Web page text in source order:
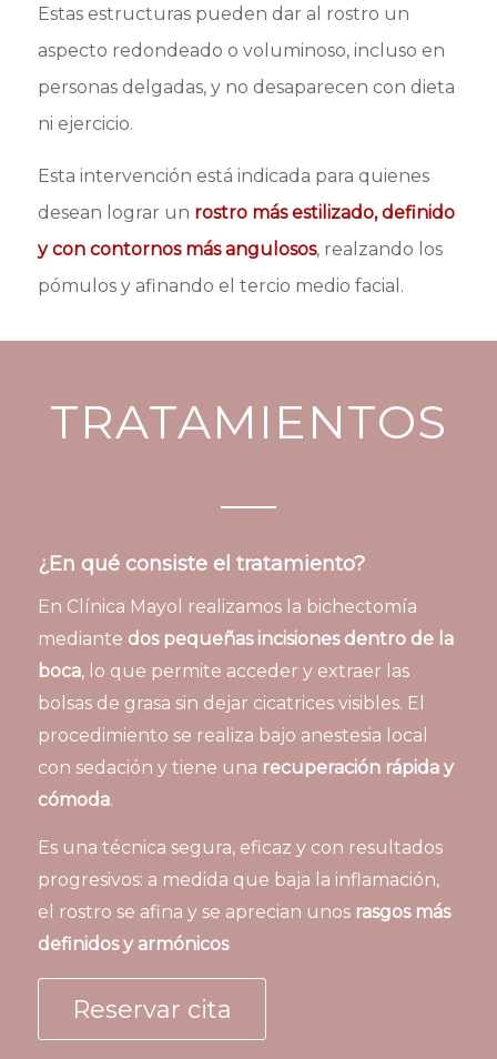
Estas estructuras pueden dar al rostro un
aspecto redondeado o voluminoso, incluso en
personas delgadas, y no desaparecen con dieta
ni ejercicio.
Esta intervención está indicada para quienes
desean lograr un rostro más estilizado, definido
y con contornos más angulosos, realzando los
pómulos y afinando el tercio medio facial.
TRATAMIENTOS
¿En qué consiste el tratamiento?
En Clínica Mayol realizamos la bichectomía
mediante dos pequeñas incisiones dentro de la
boca, lo que permite acceder y extraer las
bolsas de grasa sin dejar cicatrices visibles. El
procedimiento se realiza bajo anestesia local
con sedación y tiene una recuperación rápida y
cómoda.
Es una técnica segura, eficaz y con resultados
progresivos: a medida que baja la inflamación,
el rostro se afina y se aprecian unos rasgos más
definidos y armónicos
Reservar cita